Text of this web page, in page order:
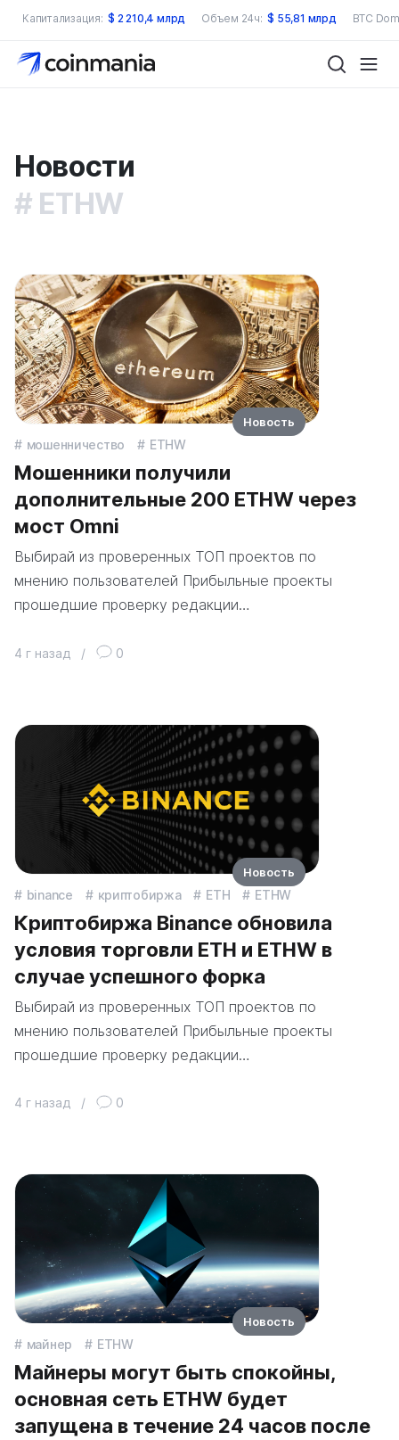
Капитализация: $ 2 210,4 млрд Объем 24ч: $ 55,81 млрд BTC
Новости
ETHW
мошенничество ETHW
Мошенники получили
дополнительные 200 ETHW через
мост Omni
Выбирай из проверенных ТОП проектов по
мнению пользователей Прибыльные проекты
прошедшие проверку редакции…
4 г назад / 0
Новость
binance криптобиржа ETH ETHW
Криптобиржа Binance обновила
условия торговли ETH и ETHW в
случае успешного форка
Выбирай из проверенных ТОП проектов по
мнению пользователей Прибыльные проекты
прошедшие проверку редакции…
4 г назад / 0
Новость
майнер ETHW
Майнеры могут быть спокойны,
основная сеть ETHW будет
запущена в течение 24 часов после
Новость